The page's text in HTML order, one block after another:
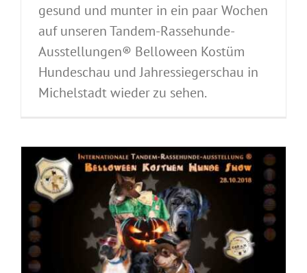
gesund und munter in ein paar Wochen
auf unseren Tandem-Rassehunde-
Ausstellungen® Belloween Kostüm
Hundeschau und Jahressiegerschau in
Michelstadt wieder zu sehen.